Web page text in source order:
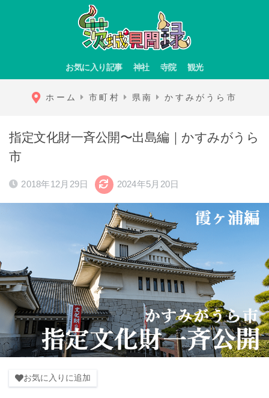
お気に入り記事 神社 寺院 観光
ホーム 市町村 県南 かすみがうら市
指定文化財一斉公開〜出島編｜かすみがうら
市
2018年12月29日 2024年5月20日
お気に入りに追加